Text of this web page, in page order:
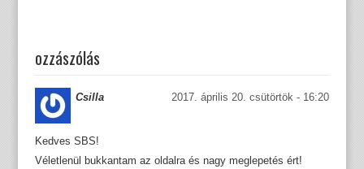
ozzászólás
Csilla 2017. április 20. csütörtök - 16:20
Kedves SBS!
Véletlenül bukkantam az oldalra és nagy meglepetés ért!